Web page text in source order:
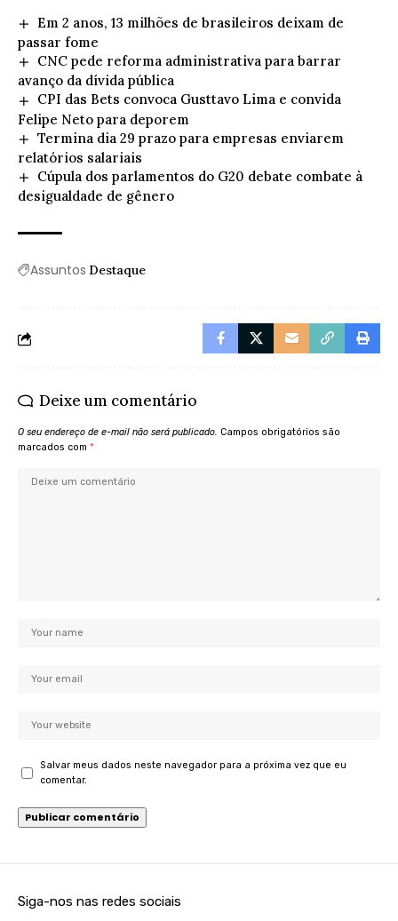
Em 2 anos, 13 milhões de brasileiros deixam de
passar fome
CNC pede reforma administrativa para barrar
avanço da dívida pública
CPI das Bets convoca Gusttavo Lima e convida
Felipe Neto para deporem
Termina dia 29 prazo para empresas enviarem
relatórios salariais
Cúpula dos parlamentos do G20 debate combate à
desigualdade de gênero
Assuntos Destaque
Deixe um comentário
O seu endereço de e-mail não será publicado. Campos obrigatórios são
marcados com *
Salvar meus dados neste navegador para a próxima vez que eu
comentar.
Siga-nos nas redes sociais